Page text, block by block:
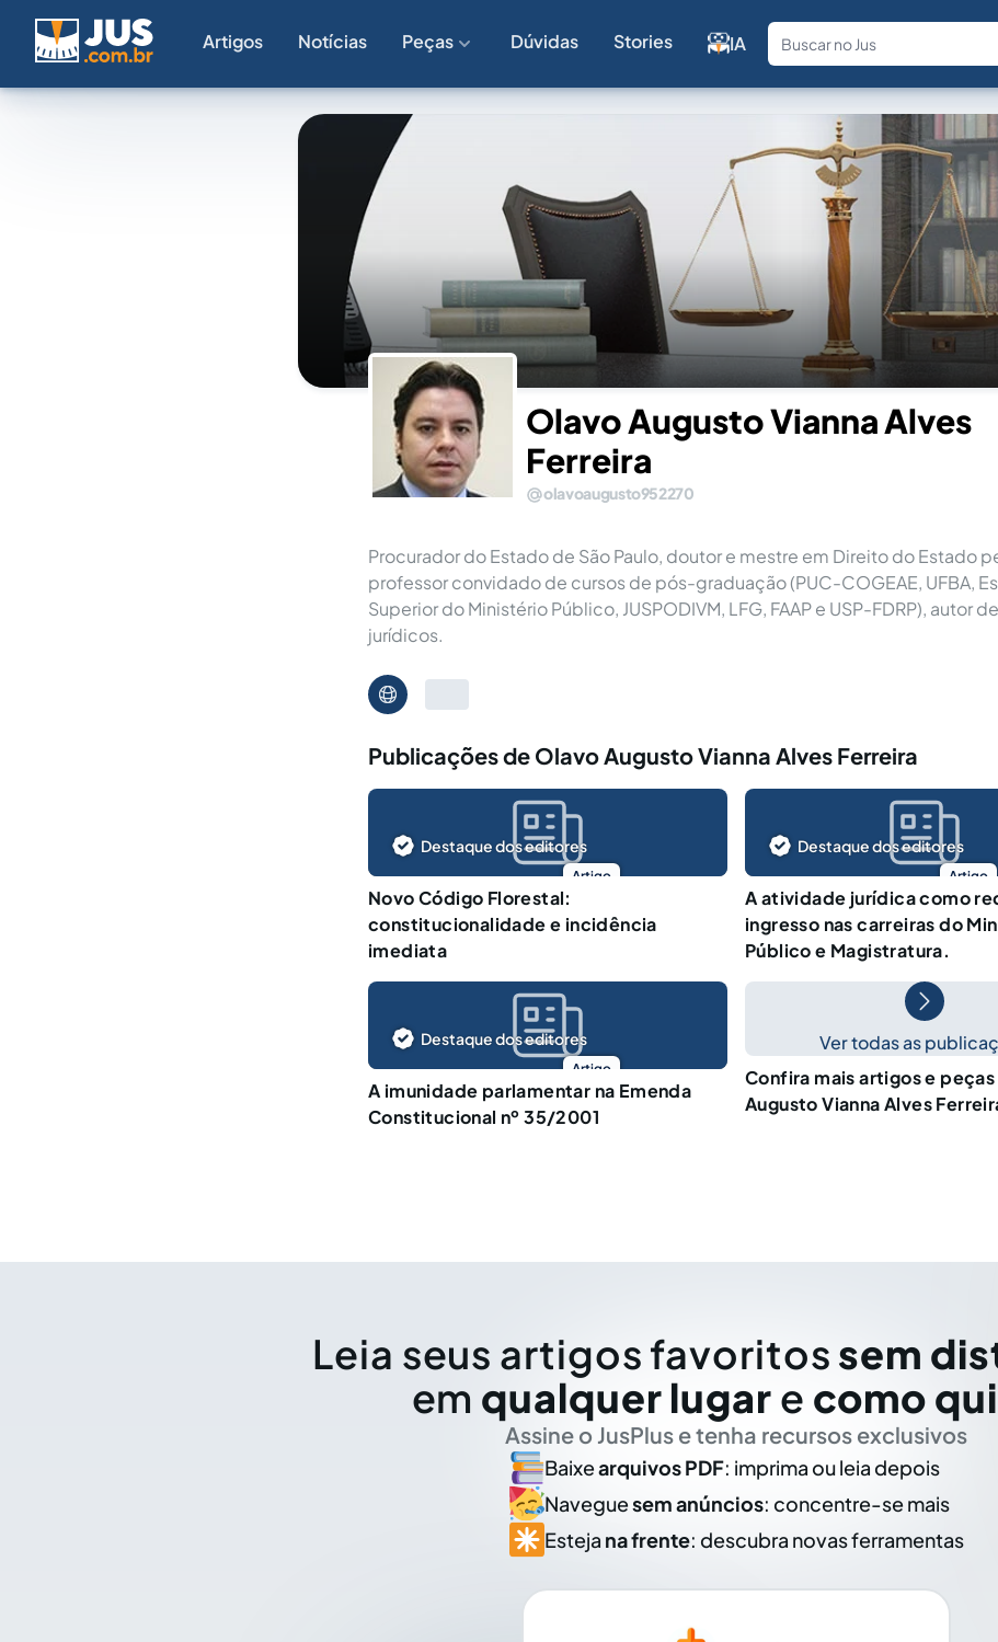
Artigos Notícias Peças Dúvidas Stories IA
Fale com a
Olavo Augusto Vianna Alves
Ferreira
olavoaugusto952270
Procurador do Estado de São Paulo, doutor e mestre em Direito do Estado
professor convidado de cursos de pós-graduação (PUC-COGEAE, UFBA,
Superior do Ministério Público, JUSPODIVM, LFG, FAAP e USP-FDRP), autor
jurídicos.
Publicações de Olavo Augusto Vianna Alves Ferreira
Artigo
Destaque dos editores
Novo Código Florestal:
constitucionalidade e incidência
imediata
Artigo
Destaque dos editores
A atividade jurídica como
ingresso nas carreiras do
Público e Magistratura.
Artigo
Destaque dos editores
A imunidade parlamentar na Emenda
Constitucional nº 35/2001
Ver todas as
Confira mais artigos e
Augusto Vianna Alves
Leia seus artigos favoritos sem
em qualquer lugar e como
Assine o JusPlus e tenha recursos exclusivos
Baixearquivos PDF: imprima ou leia depois
Naveguesem anúncios: concentre-se mais
Esteja na frente: descubra novas ferramentas